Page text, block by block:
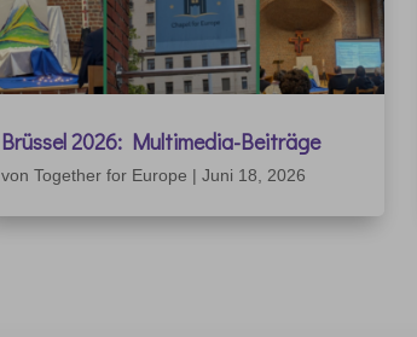
Brüssel 2026: Multimedia-Beiträge
von Together for Europe | Juni 18, 2026